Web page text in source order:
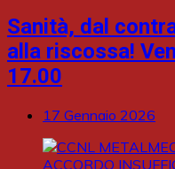
Sanità, dal
alla riscossa!
17.00
17 Gennaio 2026